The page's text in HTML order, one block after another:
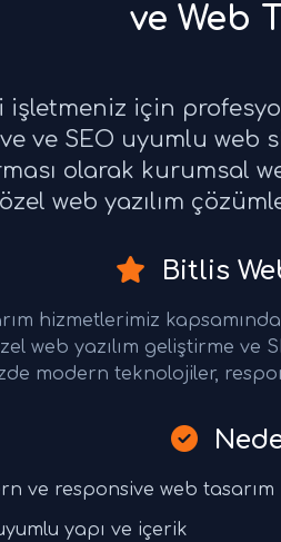
ve Web
işletmeniz için
ve SEO uyumlu web
olarak kurumsal
web yazılım
Bitlis
hizmetlerimiz
web yazılım geliştirme ve
modern teknolojiler,
ve responsive web tasarım
yapı ve içerik